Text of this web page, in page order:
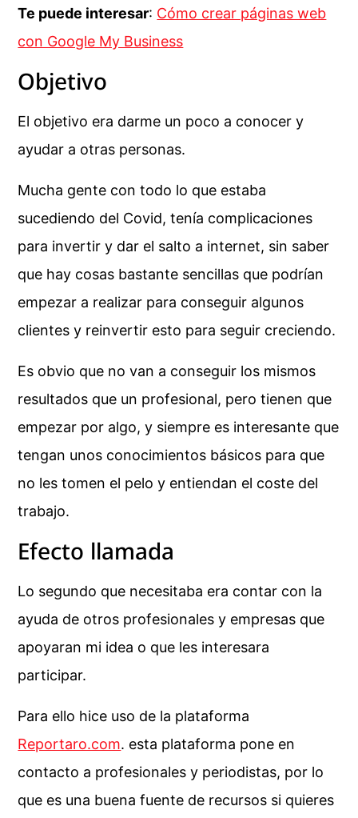
Te puede interesar: Cómo crear páginas web
con Google My Business
Objetivo
El objetivo era darme un poco a conocer y
ayudar a otras personas.
Mucha gente con todo lo que estaba
sucediendo del Covid, tenía complicaciones
para invertir y dar el salto a internet, sin saber
que hay cosas bastante sencillas que podrían
empezar a realizar para conseguir algunos
clientes y reinvertir esto para seguir creciendo.
Es obvio que no van a conseguir los mismos
resultados que un profesional, pero tienen que
empezar por algo, y siempre es interesante que
tengan unos conocimientos básicos para que
no les tomen el pelo y entiendan el coste del
trabajo.
Efecto llamada
Lo segundo que necesitaba era contar con la
ayuda de otros profesionales y empresas que
apoyaran mi idea o que les interesara
participar.
Para ello hice uso de la plataforma
Reportaro.com. esta plataforma pone en
contacto a profesionales y periodistas, por lo
que es una buena fuente de recursos si quieres